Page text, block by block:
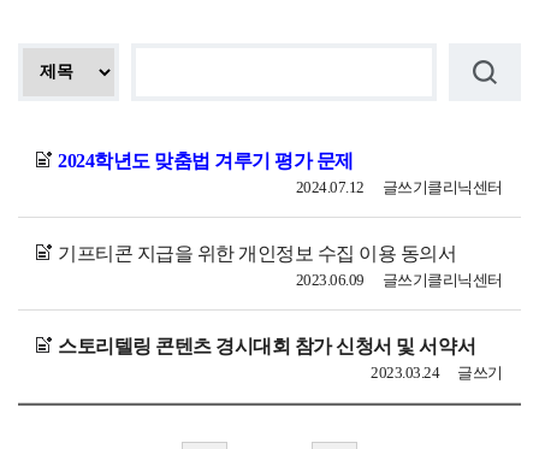
2024학년도 맞춤법 겨루기 평가 문제
글쓰기클리닉센터
2024.07.12
기프티콘 지급을 위한 개인정보 수집 이용 동의서
글쓰기클리닉센터
2023.06.09
스토리텔링 콘텐츠 경시대회 참가 신청서 및 서약서
글쓰기
2023.03.24